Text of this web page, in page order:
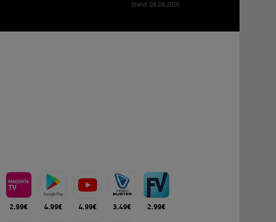
Stand: 08.08.2026
2.99€ 4.99€ 4.99€ 3.49€ 2.99€